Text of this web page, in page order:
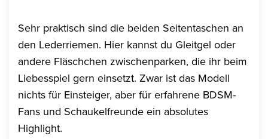
Sehr praktisch sind die beiden Seitentaschen an
den Lederriemen. Hier kannst du Gleitgel oder
andere Fläschchen zwischenparken, die ihr beim
Liebesspiel gern einsetzt. Zwar ist das Modell
nichts für Einsteiger, aber für erfahrene BDSM-
Fans und Schaukelfreunde ein absolutes
Highlight.